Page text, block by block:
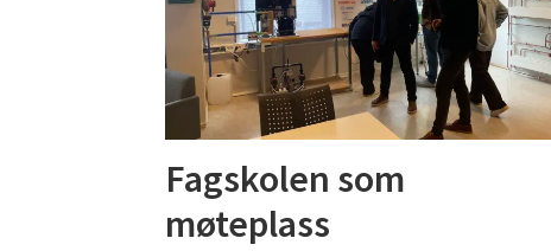
Fagskolen som
møteplass